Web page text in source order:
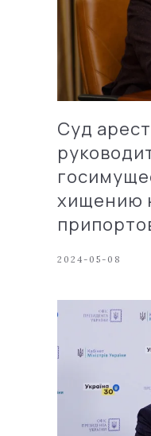
Суд
хищению
2024-05-08